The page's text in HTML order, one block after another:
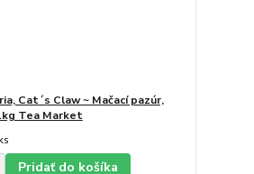
Cat´s Claw ~ Mačací pazúr,
Tea Market
Pridať do košíka